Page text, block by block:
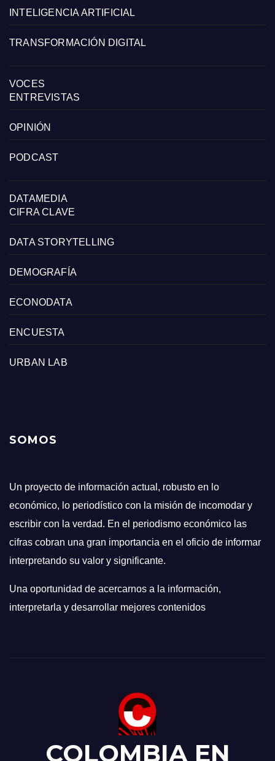
INTELIGENCIA ARTIFICIAL
TRANSFORMACIÓN DIGITAL
VOCES
ENTREVISTAS
OPINIÓN
PODCAST
DATAMEDIA
CIFRA CLAVE
DATA STORYTELLING
DEMOGRAFÍA
ECONODATA
ENCUESTA
URBAN LAB
SOMOS
Un proyecto de información actual, robusto en lo
económico, lo periodístico con la misión de incomodar y
escribir con la verdad. En el periodismo económico las
cifras cobran una gran importancia en el oficio de informar
interpretando su valor y significante.
Una oportunidad de acercarnos a la información,
interpretarla y desarrollar mejores contenidos
COLOMBIA EN